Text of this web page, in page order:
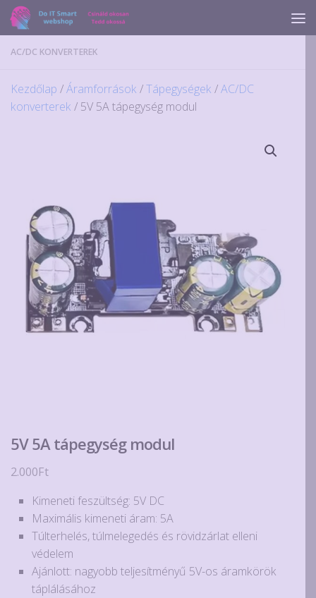
Skip to content
AC/DC KONVERTEREK
Kezdőlap /Áramforrások /Tápegységek /AC/DC
konverterek / 5V 5A tápegység modul
5V 5A tápegység modul
2.000Ft
Kimeneti feszültség: 5V DC
Maximális kimeneti áram: 5A
Túlterhelés, túlmelegedés és rövidzárlat elleni
védelem
Ajánlott: nagyobb teljesítményű 5V-os áramkörök
táplálásához